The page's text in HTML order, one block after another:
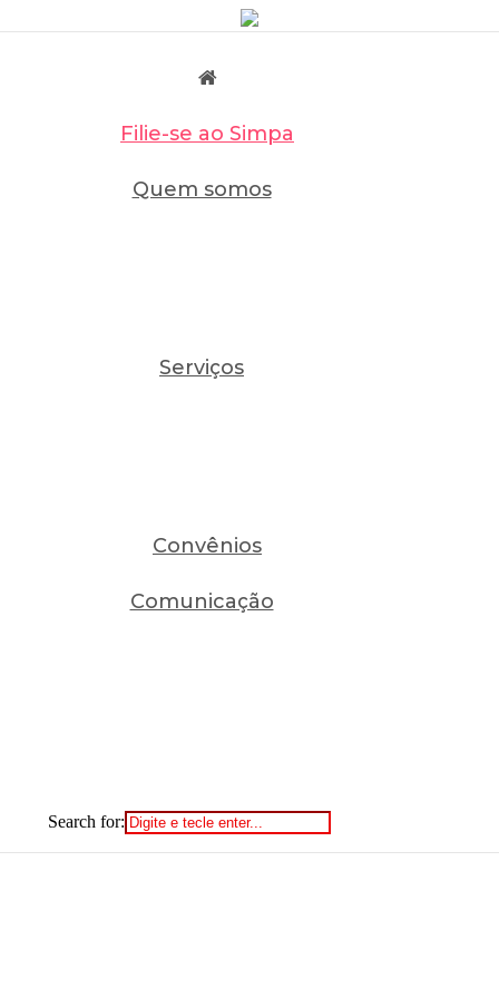
Filie-se ao Simpa
Quem somos
Serviços
Convênios
Comunicação
Search for: